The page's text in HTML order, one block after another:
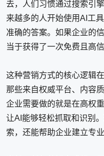
去，人们习惯通过搜索引
来越多的人开始使用AI工
准确的答案。如果企业的
当于获得了一次免费且高
这种营销方式的核心逻辑
那些来自权威平台、内容
企业需要做的就是在高权
让AI能够轻松抓取和识别
索，还能帮助企业建立专